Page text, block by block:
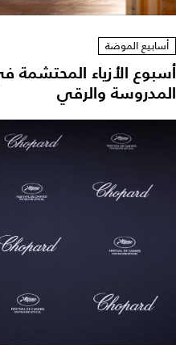
أسابيع الموضة
الأزياء المحتشمة
والرقي